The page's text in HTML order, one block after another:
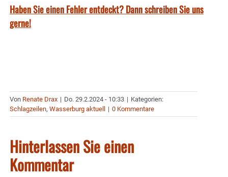
Haben Sie einen Fehler entdeckt? Dann schreiben Sie uns
gerne!
Von Renate Drax | Do. 29.2.2024 - 10:33 | Kategorien:
Schlagzeilen, Wasserburg aktuell | 0 Kommentare
Hinterlassen Sie einen
Kommentar